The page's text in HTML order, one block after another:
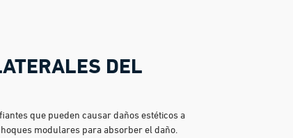
DEL
que pueden causar daños estéticos a
modulares para absorber el daño.